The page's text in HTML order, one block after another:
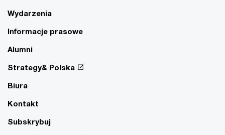
Wydarzenia
Informacje prasowe
Alumni
Strategy& Polska
Biura
Kontakt
Subskrybuj